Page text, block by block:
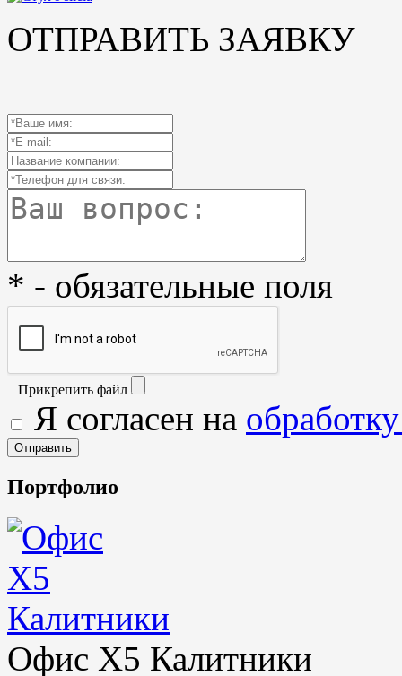
ОТПРАВИТЬ ЗАЯВКУ
* - обязательные поля
Прикрепить файл
Я согласен на
Портфолио
Офис X5 Калитники